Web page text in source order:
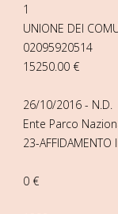
1
UNIONE DEI
02095920514
15250.00 €
26/10/2016 - N.D.
Ente Parco
23-AFFIDAMENTO
0 €